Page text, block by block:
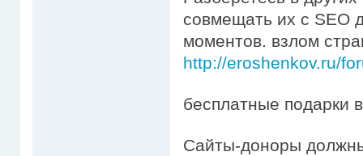
совмещать их с SEO
моментов. взлом
http://eroshenkov.ru/
бесплатные подарки
Сайты-доноры